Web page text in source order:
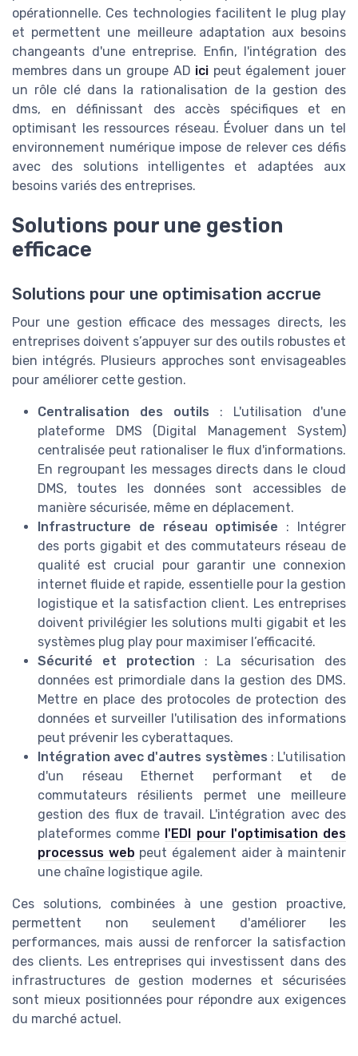
opérationnelle. Ces technologies facilitent le plug play
et permettent une meilleure adaptation aux besoins
changeants d'une entreprise. Enfin, l'intégration des
membres dans un groupe AD ici peut également jouer
un rôle clé dans la rationalisation de la gestion des
dms, en définissant des accès spécifiques et en
optimisant les ressources réseau. Évoluer dans un tel
environnement numérique impose de relever ces défis
avec des solutions intelligentes et adaptées aux
besoins variés des entreprises.
Solutions pour une gestion
efficace
Solutions pour une optimisation accrue
Pour une gestion efficace des messages directs, les
entreprises doivent s’appuyer sur des outils robustes et
bien intégrés. Plusieurs approches sont envisageables
pour améliorer cette gestion.
Centralisation des outils : L'utilisation d'une
plateforme DMS (Digital Management System)
centralisée peut rationaliser le flux d'informations.
En regroupant les messages directs dans le cloud
DMS, toutes les données sont accessibles de
manière sécurisée, même en déplacement.
Infrastructure de réseau optimisée : Intégrer
des ports gigabit et des commutateurs réseau de
qualité est crucial pour garantir une connexion
internet fluide et rapide, essentielle pour la gestion
logistique et la satisfaction client. Les entreprises
doivent privilégier les solutions multi gigabit et les
systèmes plug play pour maximiser l’efficacité.
Sécurité et protection : La sécurisation des
données est primordiale dans la gestion des DMS.
Mettre en place des protocoles de protection des
données et surveiller l'utilisation des informations
peut prévenir les cyberattaques.
Intégration avec d'autres systèmes : L'utilisation
d'un réseau Ethernet performant et de
commutateurs résilients permet une meilleure
gestion des flux de travail. L'intégration avec des
plateformes comme l'EDI pour l'optimisation des
processus web peut également aider à maintenir
une chaîne logistique agile.
Ces solutions, combinées à une gestion proactive,
permettent non seulement d'améliorer les
performances, mais aussi de renforcer la satisfaction
des clients. Les entreprises qui investissent dans des
infrastructures de gestion modernes et sécurisées
sont mieux positionnées pour répondre aux exigences
du marché actuel.